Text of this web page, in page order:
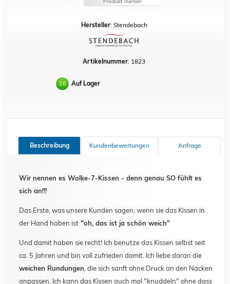
Hersteller: Stendebach
Artikelnummer: 1823
28 Auf Lager
Beschreibung Kundenbewertungen Anfrage
Wir nennen es Wolke-7-Kissen - denn genau SO fühlt es
sich an!!!
Das Erste, was unsere Kunden sagen, wenn sie das Kissen in
der Hand haben ist "oh, das ist ja schön weich"
Und damit haben sie recht! Ich benutze das Kissen selbst seit
ca. 5 Jahren und bin voll zufrieden damit. Ich liebe daran die
weichen Rundungen , die sich sanft ohne Druck an den Nacken
anpassen. Ich kann das Kissen auch mal "knuddeln" ohne dass